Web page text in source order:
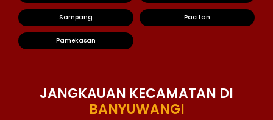
Sampang Pacitan
Pamekasan
JANGKAUAN KECAMATAN DI
BANYUWANGI